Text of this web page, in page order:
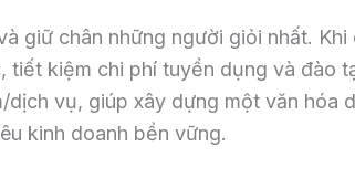
giữ chân những người giỏi nhất.
kiệm chi phí tuyển dụng và đào
vụ, giúp xây dựng một văn hóa
kinh doanh bền vững.